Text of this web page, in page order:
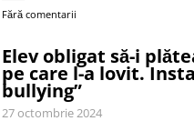
Fără comentarii
Elev obligat să-i
pe care l-a lovit.
bullying”
27 octombrie 2024